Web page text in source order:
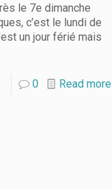
le 7e dimanche
c’est le lundi de
un jour férié mais
0 Read more